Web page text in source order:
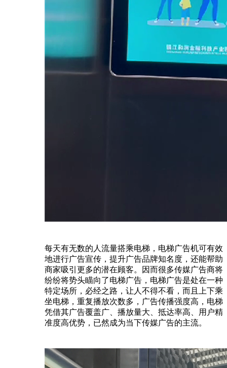
每天有无数的人流量搭乘电梯，电梯广告机可有效
地进行广告宣传，提升广告品牌知名度，还能帮助
商家吸引更多的潜在顾客。因而很多传媒广告商将
纷纷将势头瞄向了电梯广告，电梯广告是处在一种
特定场所，必经之路，让人不得不看，而且上下乘
坐电梯，重复播放次数多，广告传播强度高，电梯
凭借其广告覆盖广、播放量大、抵达率高、用户精
准度高优势，已然成为当下传媒广告的主流。